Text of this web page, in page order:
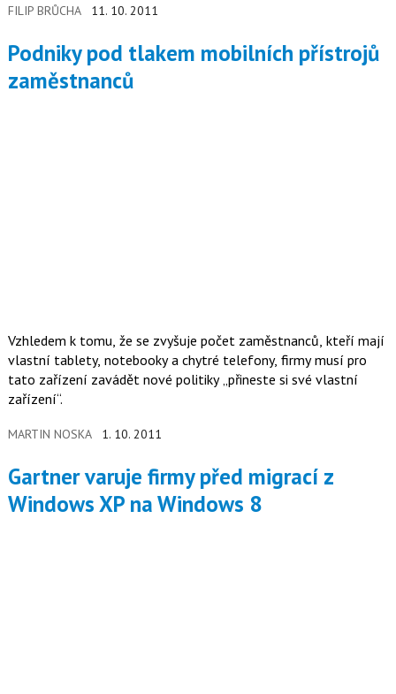
FILIP BRŮCHA 11. 10. 2011
Podniky pod tlakem mobilních přístrojů
zaměstnanců
Vzhledem k tomu, že se zvyšuje počet zaměstnanců, kteří mají
vlastní tablety, notebooky a chytré telefony, firmy musí pro
tato zařízení zavádět nové politiky „přineste si své vlastní
zařízení“.
MARTIN NOSKA 1. 10. 2011
Gartner varuje firmy před migrací z
Windows XP na Windows 8